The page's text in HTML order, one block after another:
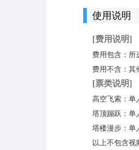
使用说明
[费用说明]
费用包含：所
费用不含：其
[票类说明]
高空飞索：单
塔顶蹦跃：单
塔楼漫步：单
以上不包含视